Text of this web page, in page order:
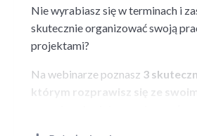
Nie wyrabiasz się w terminach i
skutecznie organizować swoją
projektami?
Na webinarze poznasz 3
którym rozprawisz się ze